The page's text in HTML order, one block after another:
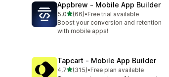
Appbrew ‑ Mobile App Builder
5,0z 5 hvězd
(66)
Celkový počet recenzí: 66
•Free trial available
Boost your conversion and retention
with mobile apps!
Tapcart ‑ Mobile App Builder
4,7z 5 hvězd
(315)
Celkový počet recenzí: 315
•Free plan available